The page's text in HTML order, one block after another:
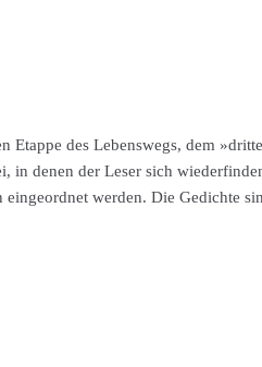
Etappe des Lebenswegs, dem
in denen der Leser sich
eingeordnet werden. Die Gedichte